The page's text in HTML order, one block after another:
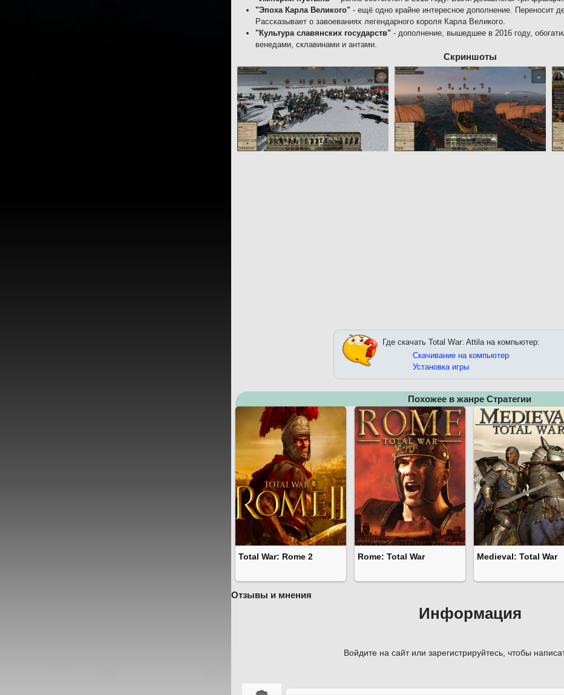
"Эпоха Карла Великого" - ещё одно крайне интересное дополнение. Переносит
Рассказывает о завоеваниях легендарного короля Карла Великого.
"Культура славянских государств" - дополнение, вышедшее в 2016 году,
венедами, склавинами и антами.
Скриншоты
Где скачать Total War: Attila на компьютер:
Скачивание на компьютер
Установка игры
Похожее в жанре Стратегии
Total War: Rome 2 Rome: Total War Medieval: Total War
Отзывы и мнения
Информация
Войдите на сайт или зарегистрируйтесь, чтобы